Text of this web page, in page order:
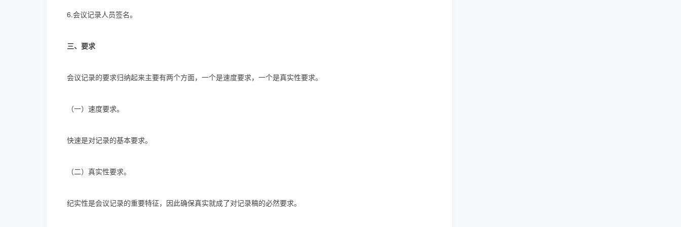
6.会议记录人员签名。
三、要求
会议记录的要求归纳起来主要有两个方面，一个是速度要求，一个是真实性要求。
（一）速度要求。
快速是对记录的基本要求。
（二）真实性要求。
纪实性是会议记录的重要特征，因此确保真实就成了对记录稿的必然要求。